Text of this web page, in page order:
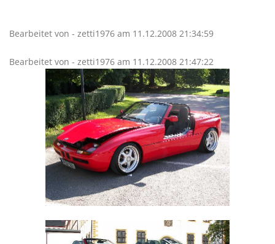
Bearbeitet von - zetti1976 am 11.12.2008 21:34:59
Bearbeitet von - zetti1976 am 11.12.2008 21:47:22